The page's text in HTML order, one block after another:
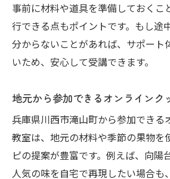
事前に材料や道具を準備しておくこ
行できる点もポイントです。もし途
分からないことがあれば、サポート
いため、安心して受講できます。
地元から参加できるオンラインク
兵庫県川西市滝山町から参加できる
教室は、地元の材料や季節の果物を
ピの提案が豊富です。例えば、向陽
人気の味を自宅で再現したい場合も